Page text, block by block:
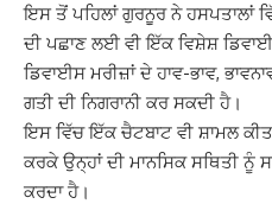
ਇਸ ਤੋਂ ਪਹਿਲਾਂ ਗੁਰਨੂਰ ਨੇ ਹਸਪਤਾਲਾਂ
ਦੀ ਪਛਾਣ ਲਈ ਵੀ ਇੱਕ ਵਿਸ਼ੇਸ਼
ਡਿਵਾਈਸ ਮਰੀਜ਼ਾਂ ਦੇ ਹਾਵ-ਭਾਵ,
ਗਤੀ ਦੀ ਨਿਗਰਾਨੀ ਕਰ ਸਕਦੀ ਹੈ।
ਇਸ ਵਿੱਚ ਇੱਕ ਚੈਟਬਾਟ ਵੀ ਸ਼ਾਮਲ
ਕਰਕੇ ਉਨ੍ਹਾਂ ਦੀ ਮਾਨਸਿਕ ਸਥਿਤੀ
ਕਰਦਾ ਹੈ।